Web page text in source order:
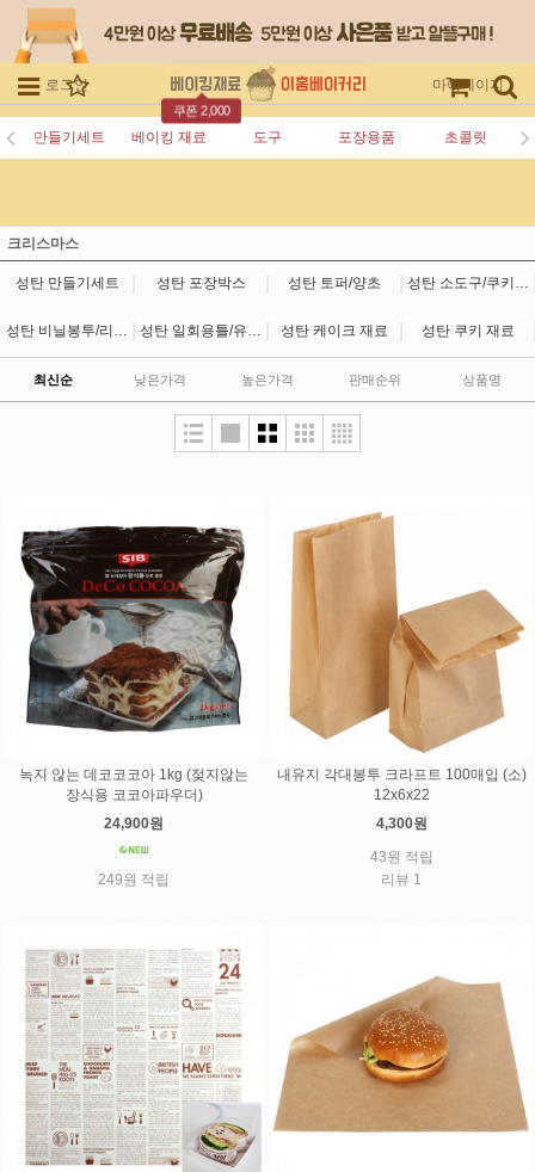
로그인 회원가입
쿠폰 2,000
주문조회 마이페이지
만들기세트 베이킹 재료 도구 포장용품 초콜릿
크리스마스
성탄 만들기세트 성탄 포장박스 성탄 토퍼/양초
성탄 케이크 재료 성탄 쿠키 재료
최신순 낮은가격 높은가격 판매순위 상품명
녹지 않는 데코코코아 1kg (젖지않는
장식용 코코아파우더)
24,900원
249원 적립
내유지 각대봉투 크라프트 100매입 (소)
12x6x22
4,300원
43원 적립
리뷰 1